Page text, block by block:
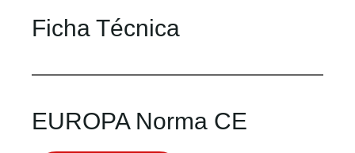
Ficha Técnica
EUROPA Norma CE